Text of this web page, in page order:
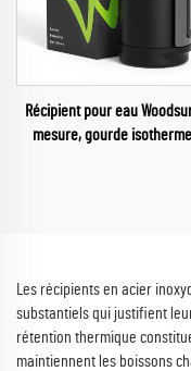
Récipient pour eau
mesure, gourde
Les récipients en acier
substantiels qui justifient
rétention thermique
maintiennent les boissons